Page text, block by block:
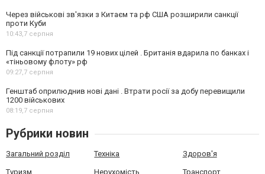
Через військові зв'язки з Китаєм та рф США розширили санкції
проти Куби
10:43,7 серпня
Під санкції потрапили 19 нових цілей . Британія вдарила по банках і
«тіньовому флоту» рф
09:27,7 серпня
Генштаб оприлюднив нові дані . Втрати росії за добу перевищили
1200 військових
08:19,7 серпня
Рубрики новин
Загальний розділ Техніка Здоров'я
Туризм Нерухомість Транспорт